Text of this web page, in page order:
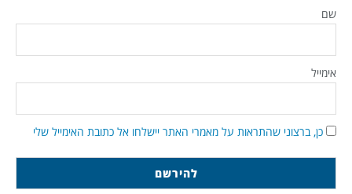
שם
אימייל
כן, ברצוני שהתראות על מאמרי האתר יישלחו אל כתובת האימייל שלי